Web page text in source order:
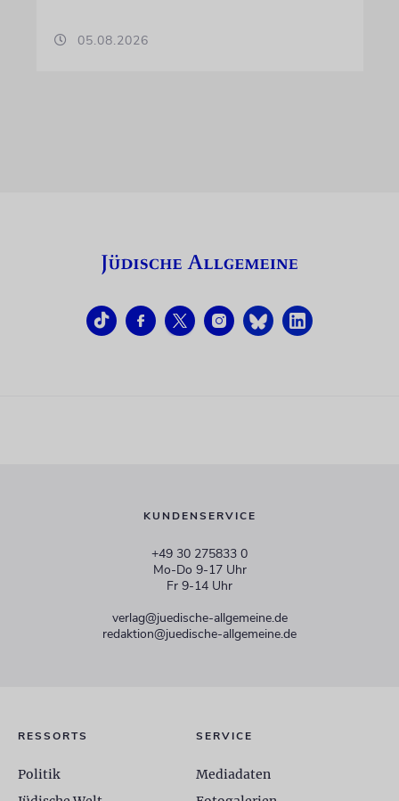
05.08.2026
KUNDENSERVICE
+49 30 275833 0
Mo-Do 9-17 Uhr
Fr 9-14 Uhr
verlag@juedische-allgemeine.de
redaktion@juedische-allgemeine.de
RESSORTS
Politik
SERVICE
Mediadaten